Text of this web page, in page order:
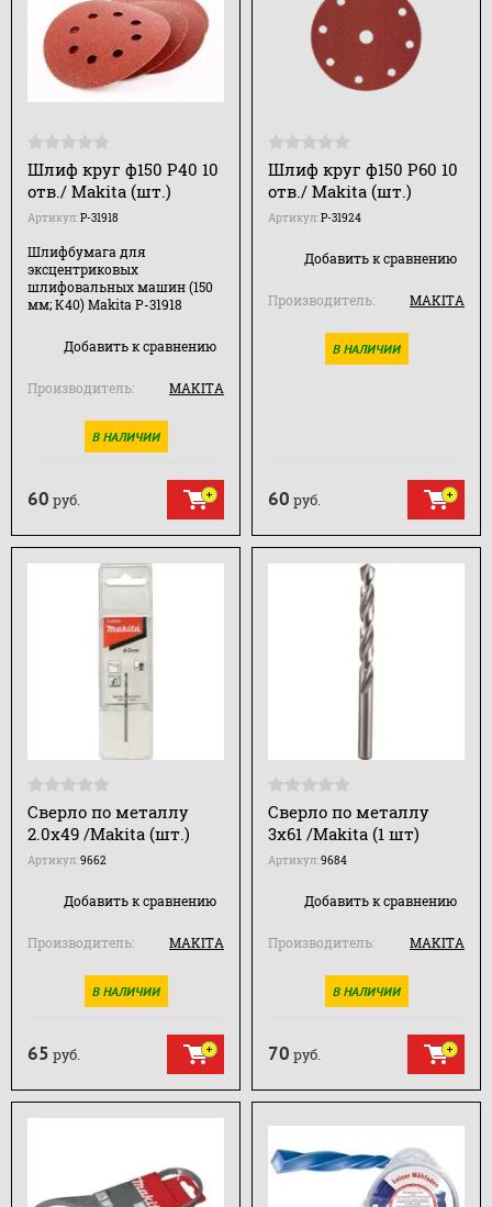
Шлиф круг ф150 Р40 10
отв./ Makita (шт.)
Артикул:P-31918
Шлифбумага для
эксцентриковых
шлифовальных машин (150
мм; К40) Makita P-31918
Добавить к сравнению
Производитель: MAKITA
В НАЛИЧИИ
60 руб.
Шлиф круг ф150 Р60 10
отв./ Makita (шт.)
Артикул:P-31924
Добавить к сравнению
Производитель: MAKITA
В НАЛИЧИИ
60 руб.
Сверло по металлу
2.0х49 /Makita (шт.)
Артикул:9662
Добавить к сравнению
Производитель: MAKITA
В НАЛИЧИИ
65 руб.
Сверло по металлу
3х61 /Makita (1 шт)
Артикул:9684
Добавить к сравнению
Производитель: MAKITA
В НАЛИЧИИ
70 руб.